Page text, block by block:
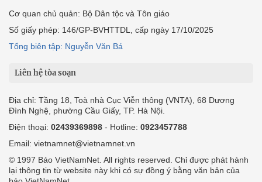
Cơ quan chủ quản: Bộ Dân tộc và Tôn giáo
Số giấy phép: 146/GP-BVHTTDL, cấp ngày 17/10/2025
Tổng biên tập: Nguyễn Văn Bá
Liên hệ tòa soạn
Địa chỉ: Tầng 18, Toà nhà Cục Viễn thông (VNTA), 68 Dương
Đình Nghệ, phường Cầu Giấy, TP. Hà Nội.
Điện thoại: 02439369898 - Hotline: 0923457788
Email: vietnamnet@vietnamnet.vn
© 1997 Báo VietNamNet. All rights reserved. Chỉ được phát hành
lại thông tin từ website này khi có sự đồng ý bằng văn bản của